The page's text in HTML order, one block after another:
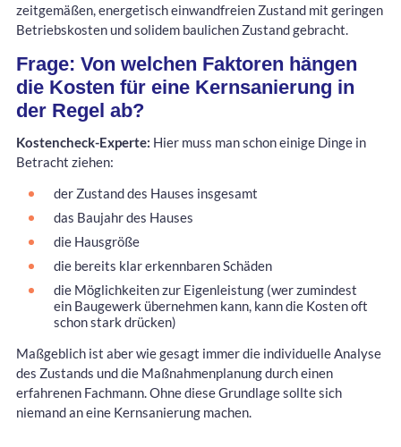
zeitgemäßen, energetisch einwandfreien Zustand mit geringen
Betriebskosten und solidem baulichen Zustand gebracht.
Frage: Von welchen Faktoren hängen
die Kosten für eine Kernsanierung in
der Regel ab?
Kostencheck-Experte: Hier muss man schon einige Dinge in
Betracht ziehen:
der Zustand des Hauses insgesamt
das Baujahr des Hauses
die Hausgröße
die bereits klar erkennbaren Schäden
die Möglichkeiten zur Eigenleistung (wer zumindest
ein Baugewerk übernehmen kann, kann die Kosten oft
schon stark drücken)
Maßgeblich ist aber wie gesagt immer die individuelle Analyse
des Zustands und die Maßnahmenplanung durch einen
erfahrenen Fachmann. Ohne diese Grundlage sollte sich
niemand an eine Kernsanierung machen.